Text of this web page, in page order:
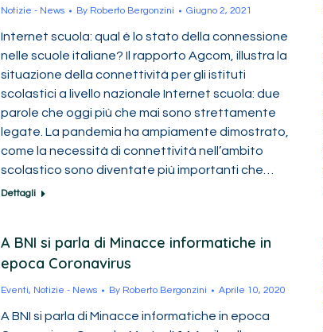
Notizie - News By Roberto Bergonzini Giugno 2, 2021
Internet scuola: qual è lo stato della connessione
nelle scuole italiane? Il rapporto Agcom, illustra la
situazione della connettività per gli istituti
scolastici a livello nazionale Internet scuola: due
parole che oggi più che mai sono strettamente
legate. La pandemia ha ampiamente dimostrato,
come la necessità di connettività nell’ambito
scolastico sono diventate più importanti che…
Dettagli
A BNI si parla di Minacce informatiche in
epoca Coronavirus
Eventi, Notizie - News By Roberto Bergonzini Aprile 10, 2020
A BNI si parla di Minacce informatiche in epoca